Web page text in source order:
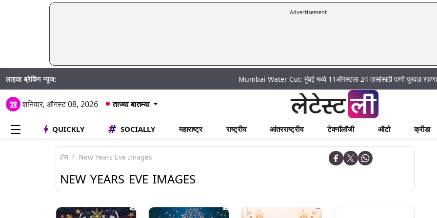
Advertisement
लाइव्ह ब्रेकिंग न्यूज: Mumbai Water Cut: मुंबई मध्ये 11ऑगस्टला 24 तासांसाठी पाणी पुरवठा राहणार बंद; पहा
शनिवार, ऑगस्ट 08, 2026 ताज्या बातम्या
QUICKLY SOCIALLY महाराष्ट्र राष्ट्रीय आंतरराष्ट्रीय टेक्नॉलॉजी ऑटो क्रीडा
होम New Years Eve Images
NEW YEARS EVE IMAGES